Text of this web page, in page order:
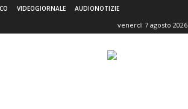
VIDEOGIORNALE AUDIONOTIZIE
venerdì 7 agosto 2026